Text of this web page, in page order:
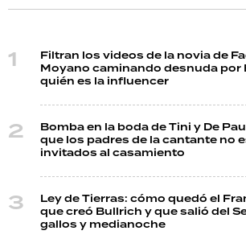
Filtran los videos de la novia de
Moyano caminando desnuda por
quién es la influencer
Bomba en la boda de Tini y De
que los padres de la cantante no
invitados al casamiento
Ley de Tierras: cómo quedó el
que creó Bullrich y que salió del
gallos y medianoche